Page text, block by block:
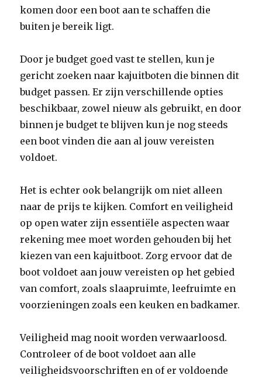
komen door een boot aan te schaffen die
buiten je bereik ligt.
Door je budget goed vast te stellen, kun je
gericht zoeken naar kajuitboten die binnen dit
budget passen. Er zijn verschillende opties
beschikbaar, zowel nieuw als gebruikt, en door
binnen je budget te blijven kun je nog steeds
een boot vinden die aan al jouw vereisten
voldoet.
Het is echter ook belangrijk om niet alleen
naar de prijs te kijken. Comfort en veiligheid
op open water zijn essentiële aspecten waar
rekening mee moet worden gehouden bij het
kiezen van een kajuitboot. Zorg ervoor dat de
boot voldoet aan jouw vereisten op het gebied
van comfort, zoals slaapruimte, leefruimte en
voorzieningen zoals een keuken en badkamer.
Veiligheid mag nooit worden verwaarloosd.
Controleer of de boot voldoet aan alle
veiligheidsvoorschriften en of er voldoende